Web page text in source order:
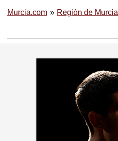
Murcia.com Región de Murcia